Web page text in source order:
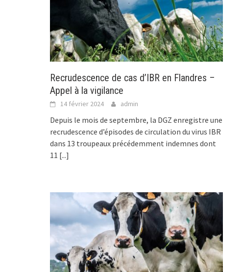
Recrudescence de cas d’IBR en Flandres –
Appel à la vigilance
14 février 2024 admin
Depuis le mois de septembre, la DGZ enregistre une
recrudescence d’épisodes de circulation du virus IBR
dans 13 troupeaux précédemment indemnes dont
11 [...]